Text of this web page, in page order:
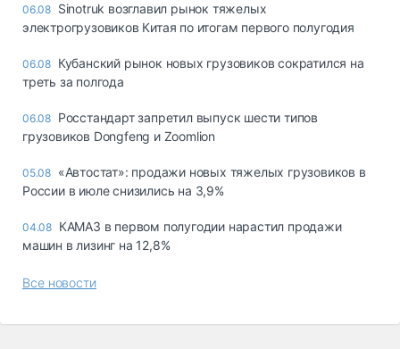
06.08 Sinotruk возглавил рынок тяжелых
электрогрузовиков Китая по итогам первого полугодия
06.08 Кубанский рынок новых грузовиков сократился на
треть за полгода
06.08 Росстандарт запретил выпуск шести типов
грузовиков Dongfeng и Zoomlion
05.08 «Автостат»: продажи новых тяжелых грузовиков в
России в июле снизились на 3,9%
04.08 КАМАЗ в первом полугодии нарастил продажи
машин в лизинг на 12,8%
Все новости